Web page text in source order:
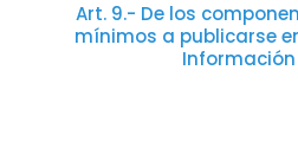
Art. 9.- De los
mínimos a publicarse
Información